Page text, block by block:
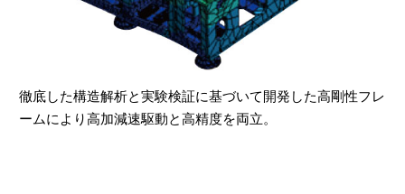
徹底した構造解析と実験検証に基づいて開発した高剛性フレ
ームにより高加減速駆動と高精度を両立。